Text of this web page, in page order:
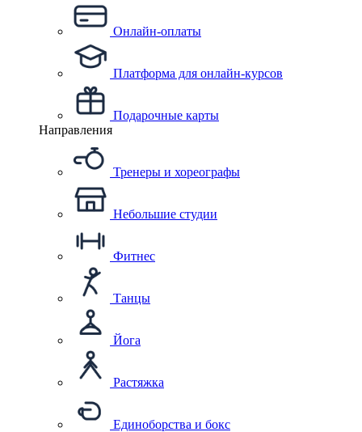
Онлайн-оплаты
Платформа для онлайн-курсов
Подарочные карты
Направления
Тренеры и хореографы
Небольшие студии
Фитнес
Танцы
Йога
Растяжка
Единоборства и бокс